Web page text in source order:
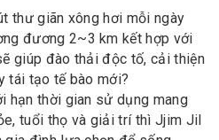
thư giãn xông hơi mỗi ngày
đương 2~3 km kết hợp với
giúp đào thải độc tố, cải thiện
tái tạo tế bào mới?
hạn thời gian sử dụng mang
tuổi thọ và giải trí thì Jjim Jil